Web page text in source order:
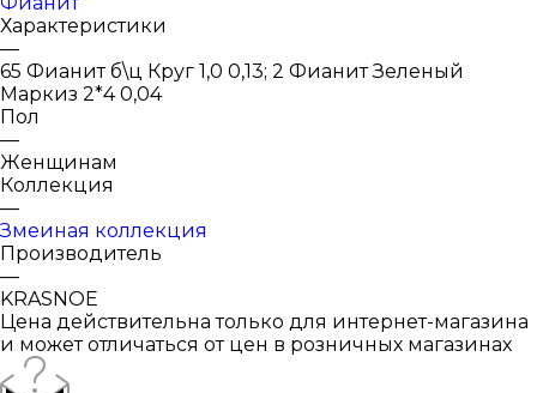
Характеристики
—
65 Фианит б\ц Круг 1,0 0,13; 2 Фианит Зеленый
Маркиз 2*4 0,04
Пол
—
Женщинам
Коллекция
—
Змеиная коллекция
Производитель
—
KRASNOE
Цена действительна только для интернет-магазина
и может отличаться от цен в розничных магазинах